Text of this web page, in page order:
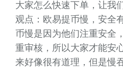
大家怎么快速下单，让我
观点：欧易提币慢，安全
币慢是因为他们注重安全
重审核，所以大家才能安
来好像很有道理，但是慢